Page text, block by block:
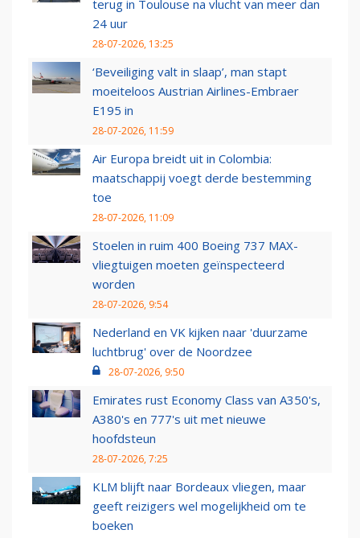
terug in Toulouse na vlucht van meer dan
24 uur
28-07-2026, 13:25
‘Beveiliging valt in slaap’, man stapt
moeiteloos Austrian Airlines-Embraer
E195 in
28-07-2026, 11:59
Air Europa breidt uit in Colombia:
maatschappij voegt derde bestemming
toe
28-07-2026, 11:09
Stoelen in ruim 400 Boeing 737 MAX-
vliegtuigen moeten geïnspecteerd
worden
28-07-2026, 9:54
Nederland en VK kijken naar 'duurzame
luchtbrug' over de Noordzee
28-07-2026, 9:50
Emirates rust Economy Class van A350's,
A380's en 777's uit met nieuwe
hoofdsteun
28-07-2026, 7:25
KLM blijft naar Bordeaux vliegen, maar
geeft reizigers wel mogelijkheid om te
boeken